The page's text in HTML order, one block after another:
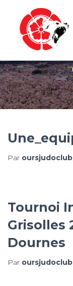
Par oursjudoclub
Tournoi
Grisolles
Dournes
Par oursjudoclub